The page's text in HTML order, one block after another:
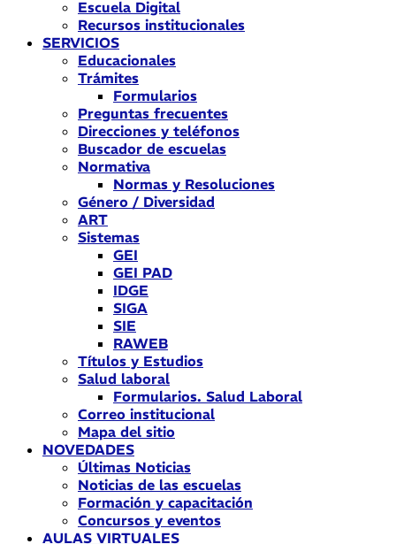
Escuela Digital
Recursos institucionales
SERVICIOS
Educacionales
Trámites
Formularios
Preguntas frecuentes
Direcciones y teléfonos
Buscador de escuelas
Normativa
Normas y Resoluciones
Género / Diversidad
ART
Sistemas
GEI
GEI PAD
IDGE
SIGA
SIE
RAWEB
Títulos y Estudios
Salud laboral
Formularios. Salud Laboral
Correo institucional
Mapa del sitio
NOVEDADES
Últimas Noticias
Noticias de las escuelas
Formación y capacitación
Concursos y eventos
AULAS VIRTUALES